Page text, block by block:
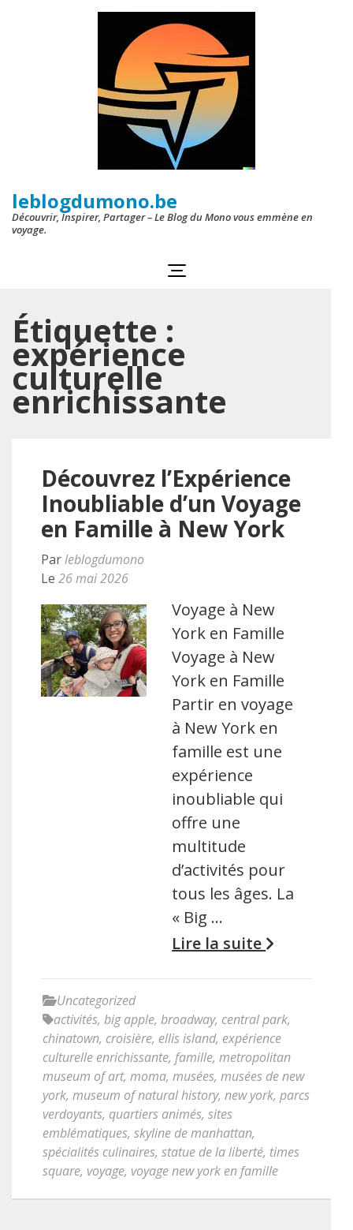
leblogdumono.be
Découvrir, Inspirer, Partager – Le Blog du Mono vous emmène en
voyage.
Étiquette :
expérience
culturelle
enrichissante
Découvrez l’Expérience
Inoubliable d’un Voyage
en Famille à New York
Parleblogdumono
Le 26 mai 2026
Voyage à New
York en Famille
Voyage à New
York en Famille
Partir en voyage
à New York en
famille est une
expérience
inoubliable qui
offre une
multitude
d’activités pour
tous les âges. La
« Big …
Lire la suite
Uncategorized
activités, big apple, broadway, central park,
chinatown, croisière, ellis island, expérience
culturelle enrichissante, famille, metropolitan
museum of art, moma, musées, musées de new
york, museum of natural history, new york, parcs
verdoyants, quartiers animés, sites
emblématiques, skyline de manhattan,
spécialités culinaires, statue de la liberté, times
square, voyage, voyage new york en famille